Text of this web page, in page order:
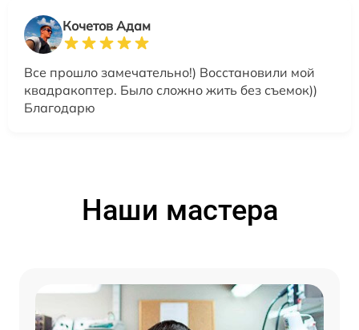
Кочетов Адам
Все прошло замечательно!) Восстановили мой
квадракоптер. Было сложно жить без съемок))
Благодарю
Наши мастера